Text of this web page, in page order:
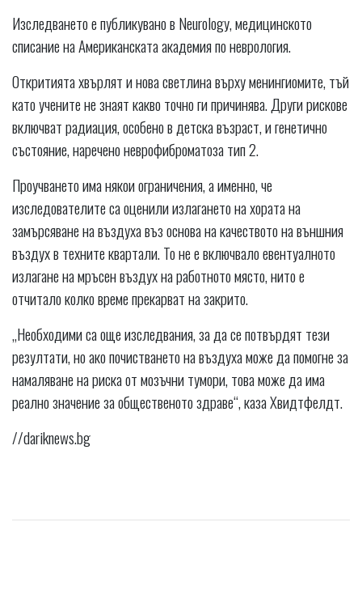
Изследването е публикувано в Neurology, медицинското
списание на Американската академия по неврология.
Откритията хвърлят и нова светлина върху менингиомите, тъй
като учените не знаят какво точно ги причинява. Други рискове
включват радиация, особено в детска възраст, и генетично
състояние, наречено неврофиброматоза тип 2.
Проучването има някои ограничения, а именно, че
изследователите са оценили излагането на хората на
замърсяване на въздуха въз основа на качеството на външния
въздух в техните квартали. То не е включвало евентуалното
излагане на мръсен въздух на работното място, нито е
отчитало колко време прекарват на закрито.
„Необходими са още изследвания, за да се потвърдят тези
резултати, но ако почистването на въздуха може да помогне за
намаляване на риска от мозъчни тумори, това може да има
реално значение за общественото здраве“, каза Хвидтфелдт.
//dariknews.bg